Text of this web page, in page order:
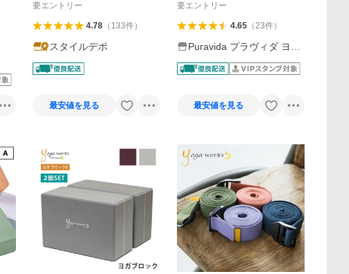
要エントリー
4.78（ 133件）
スタイルデポ
最安値を見る
要エントリー
4.65（23件）
Puravida プラヴィダ ヨガ
フィットネス
最安値を見る